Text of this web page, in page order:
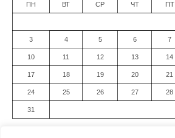
ПН ВТ СР ЧТ ПТ
3 4 5 6 7
10 11 12 13 14
17 18 19 20 21
24 25 26 27 28
31